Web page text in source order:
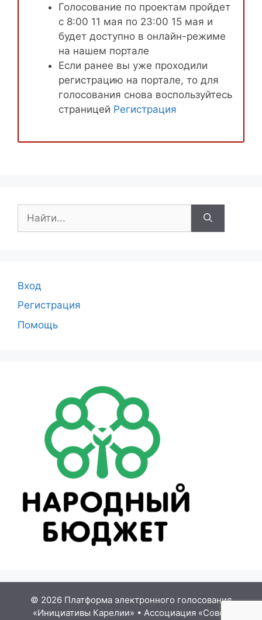
Голосование по проектам пройдет
с 8:00 11 мая по 23:00 15 мая и
будет доступно в онлайн-режиме
на нашем портале
Если ранее вы уже проходили
регистрацию на портале, то для
голосования снова воспользуйтесь
страницей Регистрация
Вход
Регистрация
Помощь
© 2026 Платформа электронного голосования
«Инициативы Карелии» • Ассоциация «Совет